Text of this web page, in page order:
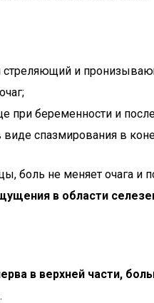
и
при беременности и
спазмирования в
боль не меняет очага
в области
в верхней части,